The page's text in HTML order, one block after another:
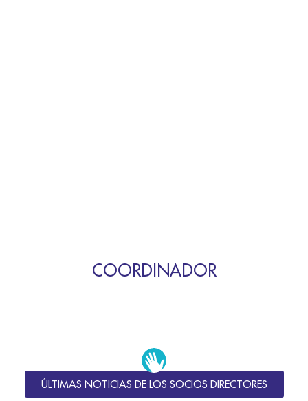
COORDINADOR
ÚLTIMAS NOTICIAS DE LOS SOCIOS DIRECTORES